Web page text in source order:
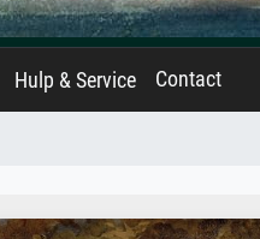
Hulp & Service Contact